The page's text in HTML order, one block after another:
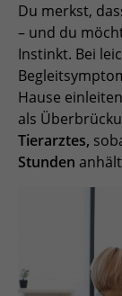
Du merkst,
– und du
Instinkt. Bei
Hause
als
Tierarztes,
Stunden